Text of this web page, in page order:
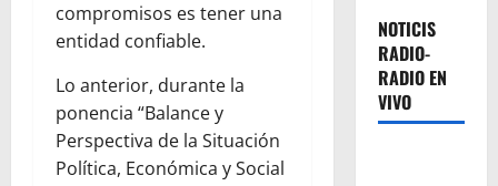
compromisos es tener una
entidad confiable.
Lo anterior, durante la
ponencia “Balance y
Perspectiva de la Situación
Política, Económica y Social
NOTICIS
RADIO-
RADIO EN
VIVO